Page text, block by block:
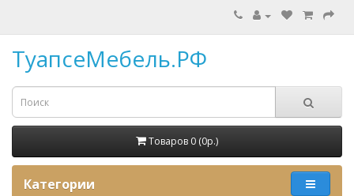
ТуапсеМебель.РФ
Товаров 0 (0p.)
Категории